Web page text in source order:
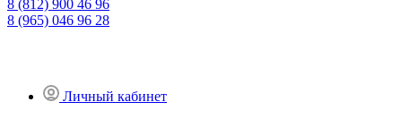
8 (812) 900 46 96
8 (965) 046 96 28
Личный кабинет